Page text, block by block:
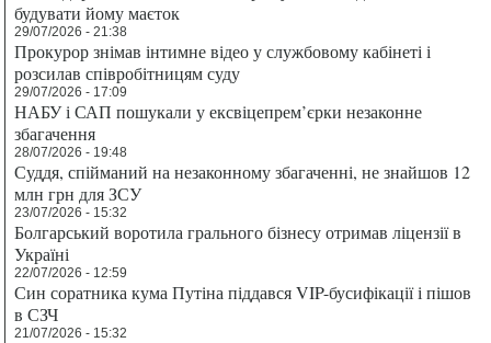
будувати йому маєток
29/07/2026 - 21:38
Прокурор знімав інтимне відео у службовому кабінеті і
розсилав співробітницям суду
29/07/2026 - 17:09
НАБУ і САП пошукали у ексвіцепрем’єрки незаконне
збагачення
28/07/2026 - 19:48
Суддя, спійманий на незаконному збагаченні, не знайшов 12
млн грн для ЗСУ
23/07/2026 - 15:32
Болгарський воротила грального бізнесу отримав ліцензії в
Україні
22/07/2026 - 12:59
Син соратника кума Путіна піддався VIP-бусифікації і пішов
в СЗЧ
21/07/2026 - 15:32